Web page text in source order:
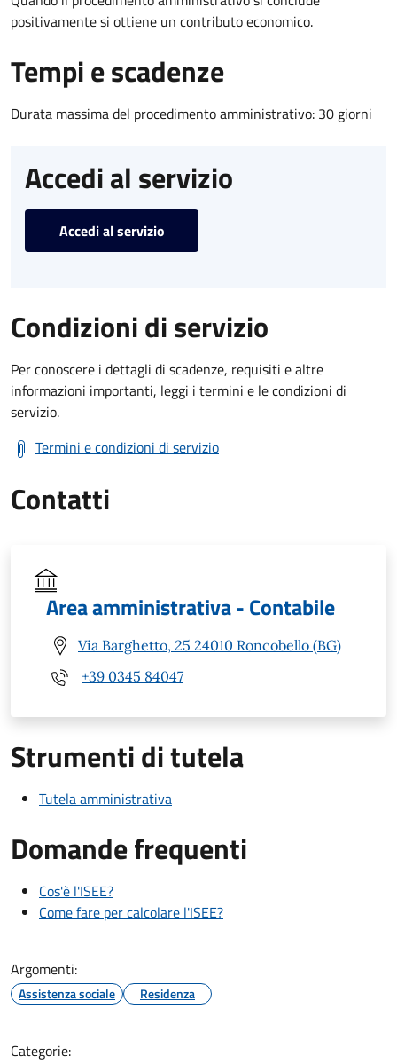
positivamente si ottiene un contributo economico.
Tempi e scadenze
Durata massima del procedimento amministrativo: 30 giorni
Accedi al servizio
Accedi al servizio
Condizioni di servizio
Per conoscere i dettagli di scadenze, requisiti e altre
informazioni importanti, leggi i termini e le condizioni di
servizio.
Termini e condizioni di servizio
Contatti
Area amministrativa - Contabile
Via Barghetto, 25 24010 Roncobello (BG)
+39 0345 84047
Strumenti di tutela
Tutela amministrativa
Domande frequenti
Cos'è l'ISEE?
Come fare per calcolare l'ISEE?
Argomenti:
Assistenza sociale Residenza
Categorie: